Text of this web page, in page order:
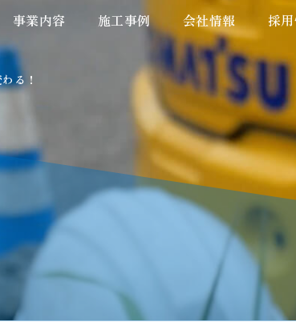
事業内容 施工事例 会社情報 採
事業内容 施工事例 会社情報 採
る！